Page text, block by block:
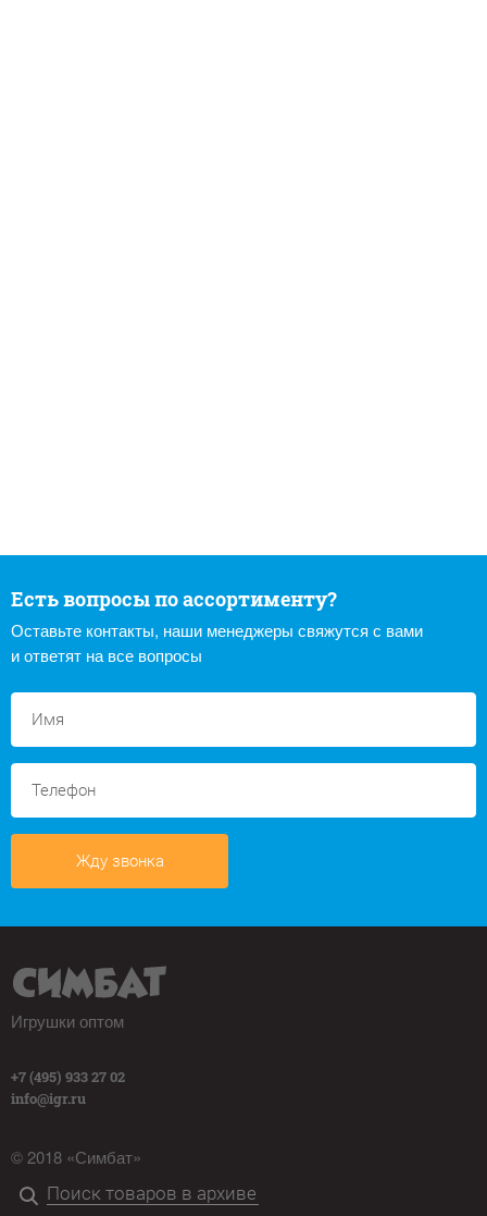
Есть вопросы по ассортименту?
Оставьте контакты, наши менеджеры свяжутся с вами
и ответят на все вопросы
Жду звонка
Игрушки оптом
+7 (495) 933 27 02
info@igr.ru
© 2018 «Симбат»